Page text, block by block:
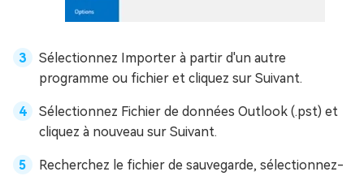
Sélectionnez Importer à partir d'un autre
programme ou fichier et cliquez sur Suivant.
Sélectionnez Fichier de données Outlook (.pst) et
cliquez à nouveau sur Suivant.
Recherchez le fichier de sauvegarde, sélectionnez-